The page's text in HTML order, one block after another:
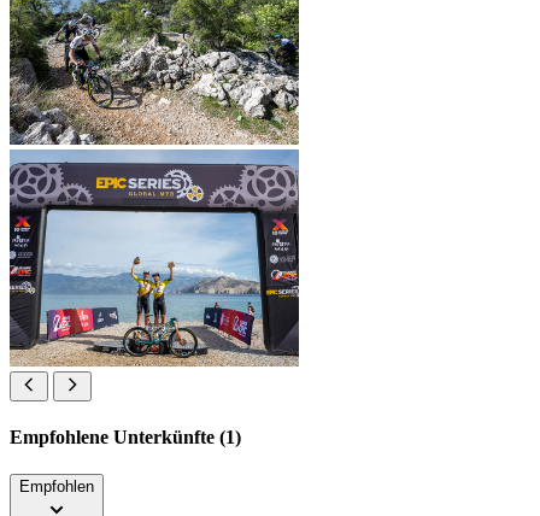
Empfohlene Unterkünfte (1)
Empfohlen